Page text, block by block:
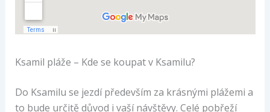
Ksamil pláže – Kde se koupat v Ksamilu?
Do Ksamilu se jezdí především za krásnými plážemi a
to bude určitě důvod i vaší návštěvy. Celé pobřeží